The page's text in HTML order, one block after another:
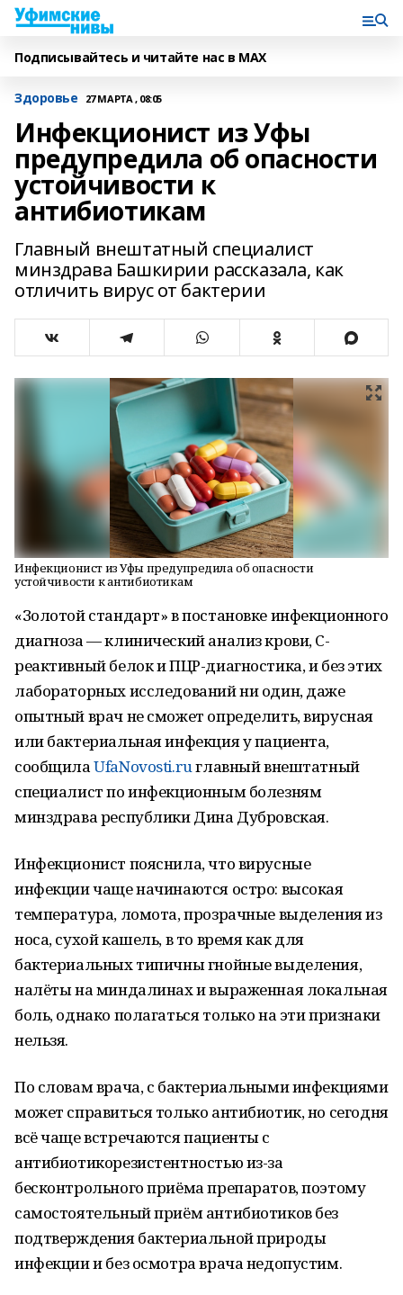
Подписывайтесь и читайте нас в MAX
Здоровье 27 МАРТА , 08:05
Инфекционист из Уфы
предупредила об опасности
устойчивости к
антибиотикам
Главный внештатный специалист
минздрава Башкирии рассказала, как
отличить вирус от бактерии
Инфекционист из Уфы предупредила об опасности
устойчивости к антибиотикам
«Золотой стандарт» в постановке инфекционного
диагноза — клинический анализ крови, С-
реактивный белок и ПЦР-диагностика, и без этих
лабораторных исследований ни один, даже
опытный врач не сможет определить, вирусная
или бактериальная инфекция у пациента,
сообщилаUfaNovosti.ruглавный внештатный
специалист по инфекционным болезням
минздрава республики Дина Дубровская.
Инфекционист пояснила, что вирусные
инфекции чаще начинаются остро: высокая
температура, ломота, прозрачные выделения из
носа, сухой кашель, в то время как для
бактериальных типичны гнойные выделения,
налёты на миндалинах и выраженная локальная
боль, однако полагаться только на эти признаки
нельзя.
По словам врача, с бактериальными инфекциями
может справиться только антибиотик, но сегодня
всё чаще встречаются пациенты с
антибиотикорезистентностью из-за
бесконтрольного приёма препаратов, поэтому
самостоятельный приём антибиотиков без
подтверждения бактериальной природы
инфекции и без осмотра врача недопустим.